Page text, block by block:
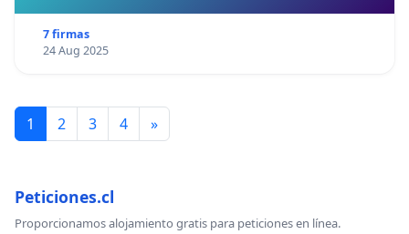
7 firmas
24 Aug 2025
1 2 3 4 »
Peticiones.cl
Proporcionamos alojamiento gratis para peticiones en línea.